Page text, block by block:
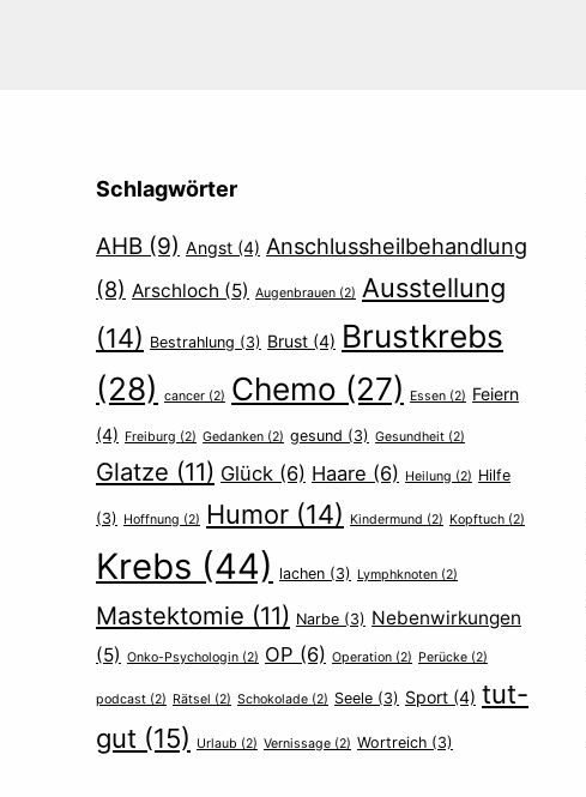
Schlagwörter
AHB (9) Angst (4) Anschlussheilbehandlung
(8) Arschloch (5) Augenbrauen (2) Ausstellung
(14) Bestrahlung (3) Brust (4) Brustkrebs
(28)
cancer (2) Chemo (27) Essen (2) Feiern
(4) Freiburg (2) Gedanken (2) gesund (3) Gesundheit (2)
Glatze (11) Glück (6) Haare (6) Heilung (2) Hilfe
(3) Hoffnung (2) Humor (14) Kindermund (2) Kopftuch (2)
Krebs (44) lachen (3) Lymphknoten (2)
Mastektomie (11) Narbe (3) Nebenwirkungen
(5) Onko-Psychologin (2) OP (6) Operation (2) Perücke (2)
podcast (2) Rätsel (2) Schokolade (2) Seele (3) Sport (4) tut-
gut (15) Urlaub (2) Vernissage (2) Wortreich (3)